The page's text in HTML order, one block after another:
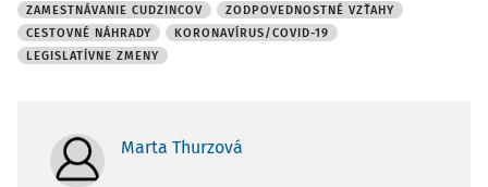
ZAMESTNÁVANIE CUDZINCOV
ZODPOVEDNOSTNÉ VZŤAHY
CESTOVNÉ NÁHRADY
KORONAVÍRUS/COVID-19
LEGISLATÍVNE ZMENY
Marta Thurzová